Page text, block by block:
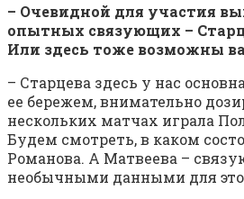
– Очевидной для участия
опытных связующих –
Или здесь тоже возможны
– Старцева здесь у нас
ее бережем, внимательно
нескольких матчах играла
Будем смотреть, в каком
Романова. А Матвеева –
необычными данными для